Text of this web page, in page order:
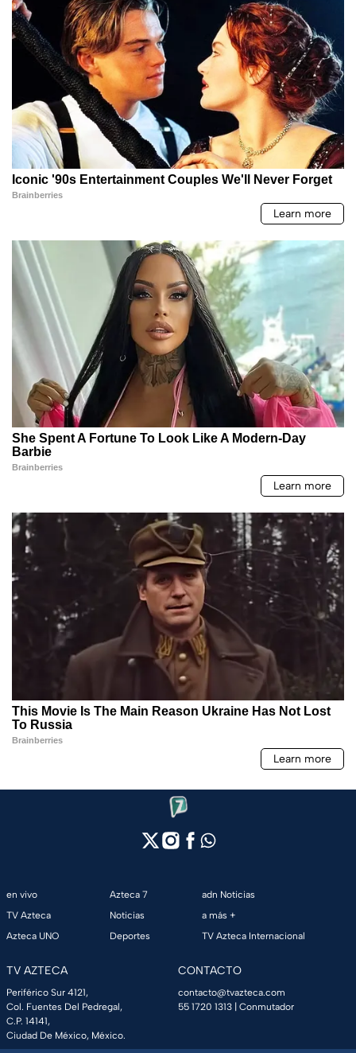
en vivo
TV Azteca
Azteca UNO
Azteca 7
Noticias
Deportes
adn Noticias
a más +
TV Azteca Internacional
TV AZTECA
Periférico Sur 4121,
Col. Fuentes Del Pedregal,
C.P. 14141,
Ciudad De México, México.
CONTACTO
contacto@tvazteca.com
55 1720 1313 | Conmutador